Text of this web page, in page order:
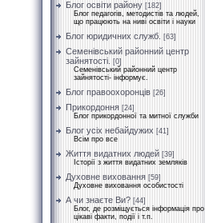
Блог освіти району [182]
Блог педагогів, методистів та людей,
що працюють на ниві освіти і науки
Блог юридичних служб. [63]
Семенівський районний центр
зайнятості.
[0]
Семенівський районний центр
зайнятості- інформує.
Блог правоохоронців [26]
Прикордоння [24]
Блог прикордонної та митної служби
Блог усіх небайдужих [41]
Всім про все
Життя видатних людей [39]
Історії з життя видатних земляків
Духовне виховання [59]
Духовне виховання особистості
А чи знаєте Ви? [44]
Блог, де розміщується інформація про
цікаві факти, події і т.п.